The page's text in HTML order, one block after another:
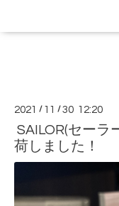
2021 / 11 /30 12:20
SAILOR(セーラ
荷しました！